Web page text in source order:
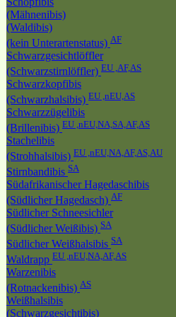
(Mähnenibis)
(Waldibis)
(kein Unterartenstatus) AF
Schwarzgesichtlöffler
(Schwarzstirnlöffler) EU ,AF,AS
Schwarzkopfibis
(Schwarzhalsibis) EU ,nEU,AS
Schwarzzügelibis
(Brillenibis) EU ,nEU,NA,SA,AF,AS
Stachelibis
(Strohhalsibis) EU ,nEU,NA,AF,AS,AU
Stirnbandibis SA
Südafrikanischer Hagedaschibis
(Südlicher Hagedasch) AF
Südlicher Schneesichler
(Südlicher Weißibis) SA
Südlicher Weißhalsibis SA
Waldrapp EU ,nEU,NA,AF,AS
Warzenibis
(Rotnackenibis) AS
Weißhalsibis
(Schwarzgesichtibis)